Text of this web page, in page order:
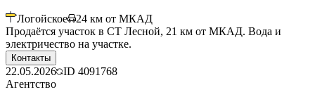
Логойское 24 км от МКАД
Продаётся участок в СТ Лесной, 21 км от МКАД. Вода и
электричество на участке.
Контакты
22.05.2026 ID 4091768
Агентство